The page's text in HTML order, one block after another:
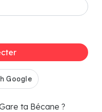
ta Bécane ?